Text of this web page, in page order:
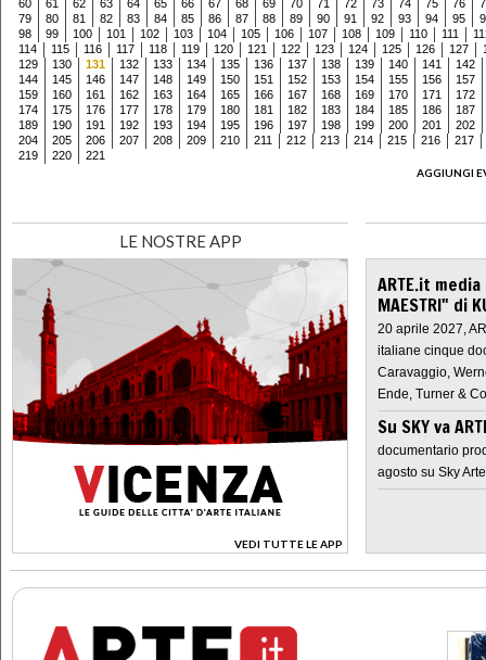
60 61 62 63 64 65 66 67 68 69 70 71 72 73 74 75 76
79
80 81 82 83 84 85 86 87 88 89 90 91 92 93 94 95
98
99 100 101 102 103 104 105 106 107 108 109 110 111
114
115 116 117 118 119 120 121 122 123 124 125 126 127
129
130 131 132 133 134 135 136 137 138 139 140 141
142
144
145 146 147 148 149 150 151 152 153 154 155 156
157
159
160 161 162 163 164 165 166 167 168 169 170 171
172
174
175 176 177 178 179 180 181 182 183 184 185 186
187
189
190 191 192 193 194 195 196 197 198 199 200 201
202
204
205 206 207 208 209 210 211 212 213 214 215 216
217
219
220
221
AGGIUNGI
LE NOSTRE APP
VEDI TUTTE LE APP
>
ARTE.it
MAESTRI" di
20 aprile 2027,
italiane cinque
Caravaggio,
Ende, Turner &
Su SKY va
documentario
agosto su Sky Arte